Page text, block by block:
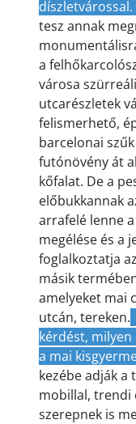
díszletvárossal.
tesz annak
a
városa
utcarészletek
felismerhető,
barcelonai
futónövény át
kőfalat. De a
előbukkannak
arrafelé lenne
megélése és a
foglalkoztatja
másik
amelyeket mai
utcán, tereken.
kérdést,
a mai
kezébe adják a
mobillal, trendi
szerepnek is